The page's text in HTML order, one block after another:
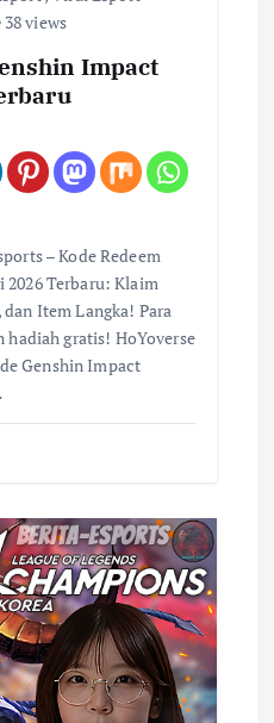
38 views
Impact
– Kode Redeem
Terbaru: Klaim
Item Langka! Para
hadiah gratis! HoYoverse
Genshin Impact